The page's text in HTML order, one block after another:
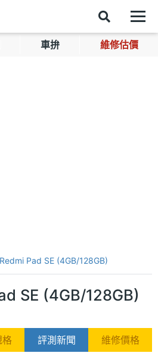
車拚 維修估價
Pad SE (4GB/128GB)
SE (4GB/128GB)
格 評測新聞 維修價格